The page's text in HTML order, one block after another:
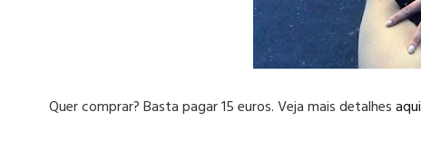
Quer comprar? Basta pagar 15 euros. Veja mais detalhesaqui